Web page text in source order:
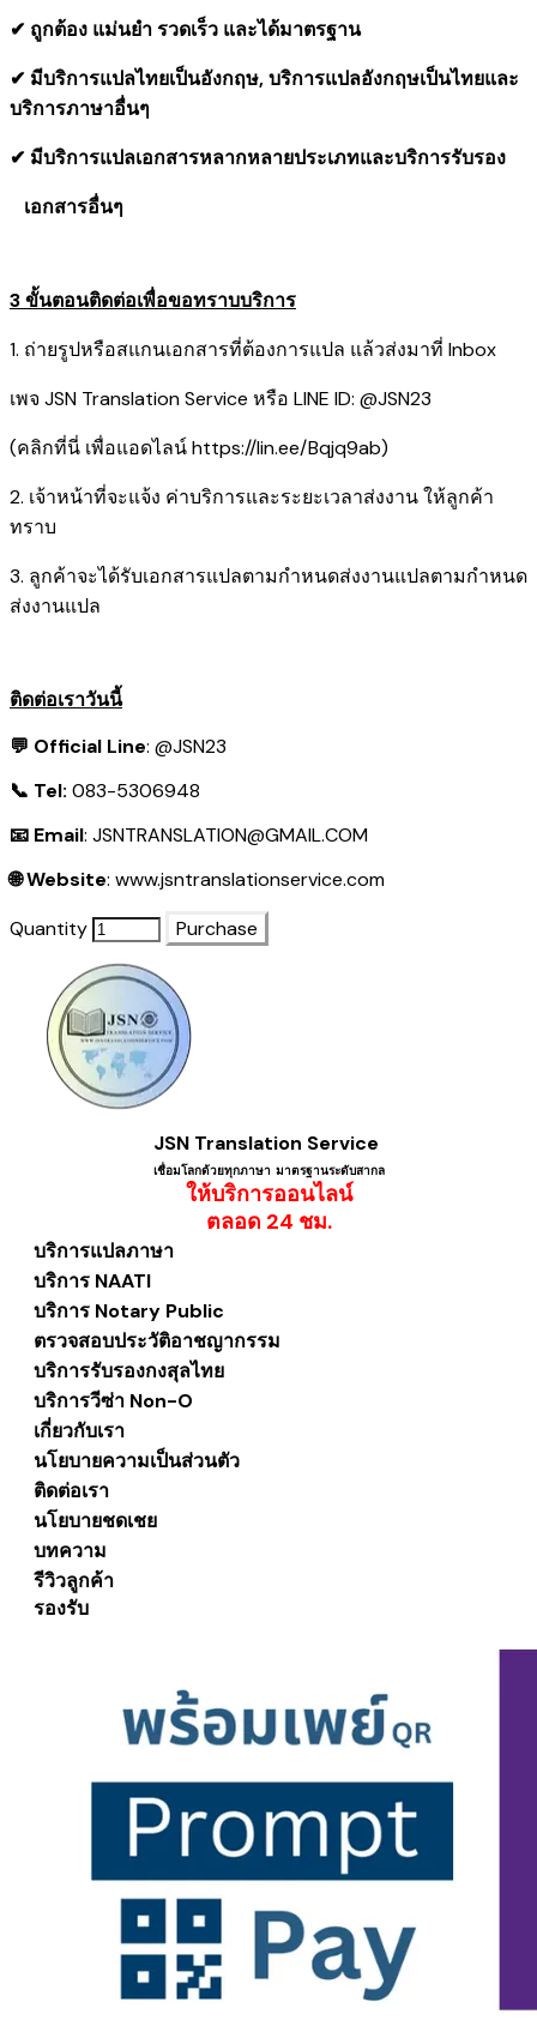
✔ ถูกต้อง แม่นยำ รวดเร็ว และได้มาตรฐาน
✔ มีบริการแปลไทยเป็นอังกฤษ, บริการแปลอังกฤษเป็นไทยและ
บริการภาษาอื่นๆ
✔ มีบริการแปลเอกสารหลากหลายประเภทและบริการรับรอง
​ เอกสารอื่นๆ
3 ขั้นตอนติดต่อเพื่อขอทราบบริการ
1. ถ่ายรูปหรือสแกนเอกสารที่ต้องการแปล แล้วส่งมาที่ Inbox
เพจ JSN Translation Service หรือ LINE ID: @JSN23
(คลิกที่นี่ เพื่อแอดไลน์https://lin.ee/Bqjq9ab)
2. เจ้าหน้าที่จะแจ้ง ค่าบริการและระยะเวลาส่งงาน ให้ลูกค้า
ทราบ
3. ลูกค้าจะได้รับเอกสารแปลตามกำหนดส่งงานแปลตามกำหนด
ส่งงานแปล
ติดต่อเราวันนี้
💬 Official Line: @JSN23
📞 Tel: 083-5306948
📧 Email: JSNTRANSLATION@GMAIL.COM
🌐 Website: www.jsntranslationservice.com
Quantity
Purchase
JSN Translation Service
เชื่อมโลกด้วยทุกภาษา ​มาตรฐานระดับสากล
ให้บริการออนไลน์
​ตลอด 24 ชม.
บริการแปลภาษา
บริการ NAATI
บริการ Notary Public
ตรวจสอบประวัติอาชญากรรม
บริการรับรองกงสุลไทย
บริการวีซ่า Non-O
เกี่ยวกับเรา
นโยบายความเป็นส่วนตัว
ติดต่อเรา
นโยบายชดเชย
บทความ
รีวิวลูกค้า
รองรับ